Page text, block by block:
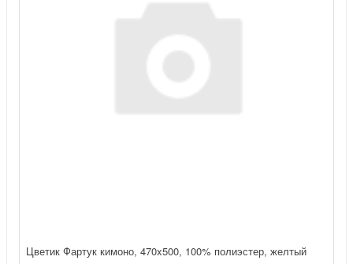
Цветик Фартук кимоно, 470x500, 100% полиэстер, желтый